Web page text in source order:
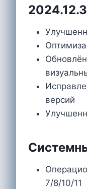
версий
7/8/10/11